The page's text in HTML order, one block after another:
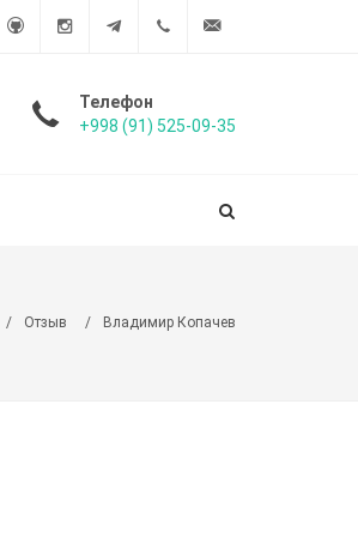
(91)
Телефон
+998 (91) 525-09-35
/ Отзыв / Владимир Копачев